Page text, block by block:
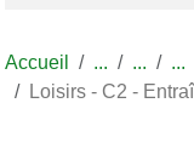
Accueil
Loisirs - C2 -